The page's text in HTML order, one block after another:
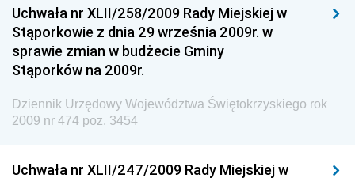
Dziennik Urzędowy Ministra Finansów, Funduszy i
Polityki Regionalnej
Dziennik Urzędowy Ministra Rozwoju, Pracy i
Technologii
Dziennik Urzędowy Ministra Kultury, Dziedzictwa
Narodowego i Sportu
Społecznej
Uchwała nr XLII/258/2009 Rady Miejskiej w
Stąporkowie z dnia 29 września 2009r. w
sprawie zmian w budżecie Gminy
Stąporków na 2009r.
Dziennik Urzędowy Województwa Świętokrzyskiego rok
2009 nr 474 poz. 3454
Uchwała nr XLII/247/2009 Rady Miejskiej w